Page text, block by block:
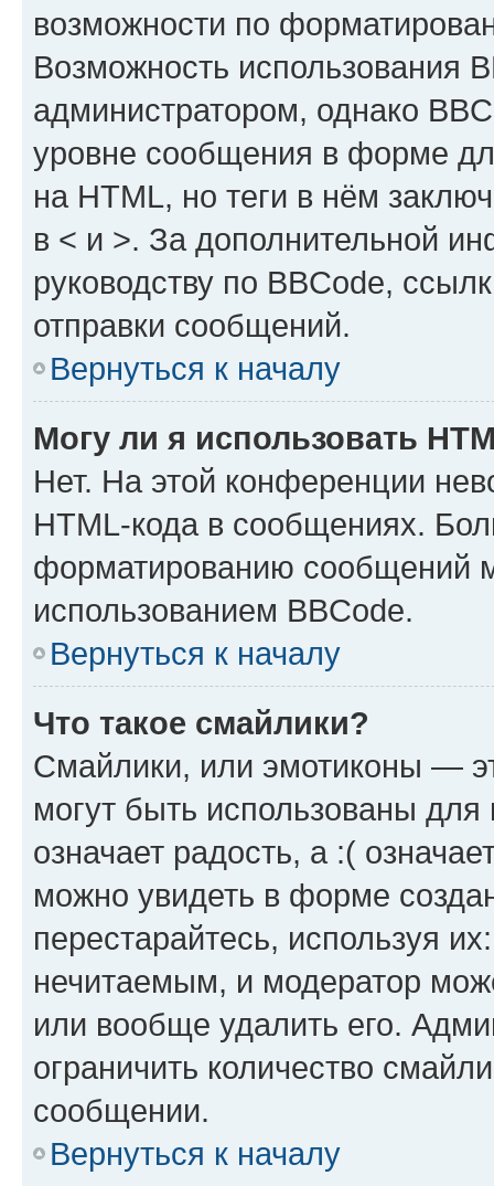
возможности по
Возможность использования
администратором, однако
уровне сообщения в форме
на HTML, но теги в нём
в < и >. За дополнительной
руководству по BBCode,
отправки сообщений.
Вернуться к началу
Могу ли я использовать
Нет. На этой конференции
HTML-кода в сообщениях.
форматированию сообщений
использованием BBCode.
Вернуться к началу
Что такое смайлики?
Смайлики, или эмотиконы —
могут быть использованы
означает радость, а :(
можно увидеть в форме
перестарайтесь, используя
нечитаемым, и модератор
или вообще удалить его.
ограничить количество
сообщении.
Вернуться к началу